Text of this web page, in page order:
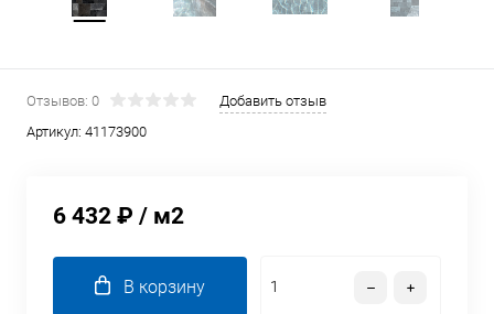
Отзывов: 0
Добавить отзыв
Артикул: 41173900
6 432 ₽ / м2
В корзину